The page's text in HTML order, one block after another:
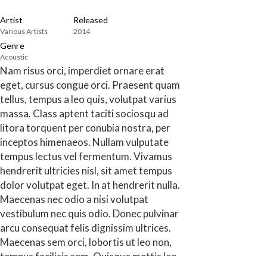
Artist
Various Artists
Released
2014
Genre
Acoustic
Nam risus orci, imperdiet ornare erat
eget, cursus congue orci. Praesent quam
tellus, tempus a leo quis, volutpat varius
massa. Class aptent taciti sociosqu ad
litora torquent per conubia nostra, per
inceptos himenaeos. Nullam vulputate
tempus lectus vel fermentum. Vivamus
hendrerit ultricies nisl, sit amet tempus
dolor volutpat eget. In at hendrerit nulla.
Maecenas nec odio a nisi volutpat
vestibulum nec quis odio. Donec pulvinar
arcu consequat felis dignissim ultrices.
Maecenas sem orci, lobortis ut leo non,